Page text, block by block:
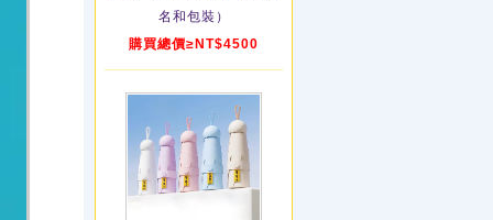
名和包裝）
購買總價≥NT$4500